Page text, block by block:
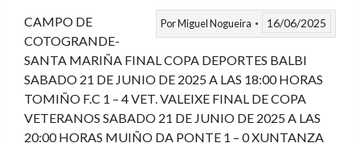
PorMiguel Nogueira 16/06/2025
CAMPO DE
COTOGRANDE-
SANTA MARIÑA FINAL COPA DEPORTES BALBI
SABADO 21 DE JUNIO DE 2025 A LAS 18:00 HORAS
TOMIÑO F.C 1 – 4 VET. VALEIXE FINAL DE COPA
VETERANOS SABADO 21 DE JUNIO DE 2025 A LAS
20:00 HORAS MUIÑO DA PONTE 1 – 0 XUNTANZA